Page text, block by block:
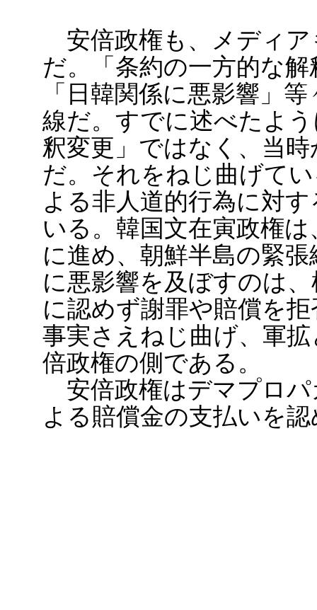
安倍政権も、メディア
だ。「条約の一方的な
「日韓関係に悪影響」
線だ。すでに述べたよ
釈変更」ではなく、当
だ。それをねじ曲げて
よる非人道的行為に対
いる。韓国文在寅政権
に進め、朝鮮半島の緊
に悪影響を及ぼすのは
に認めず謝罪や賠償を
事実さえねじ曲げ、軍
倍政権の側である。
安倍政権はデマプロパ
よる賠償金の支払いを